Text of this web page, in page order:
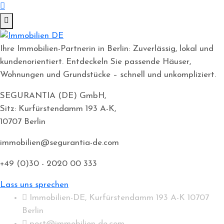
Ihre Immobilien-Partnerin in Berlin: Zuverlässig, lokal und
kundenorientiert. Entdeckeln Sie passende Häuser,
Wohnungen und Grundstücke – schnell und unkompliziert.
SEGURANTIA (DE) GmbH,
Sitz: Kurfürstendamm 193 A-K,
10707 Berlin
immobilien@segurantia-de.com
+49 (0)30 - 2020 00 333
Lass uns sprechen
Immobilien-DE, Kurfürstendamm 193 A-K 10707
Berlin